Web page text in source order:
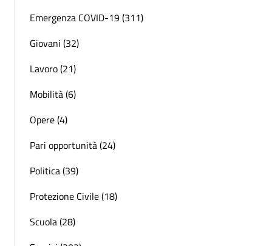
Emergenza COVID-19 (311)
Giovani (32)
Lavoro (21)
Mobilità (6)
Opere (4)
Pari opportunità (24)
Politica (39)
Protezione Civile (18)
Scuola (28)